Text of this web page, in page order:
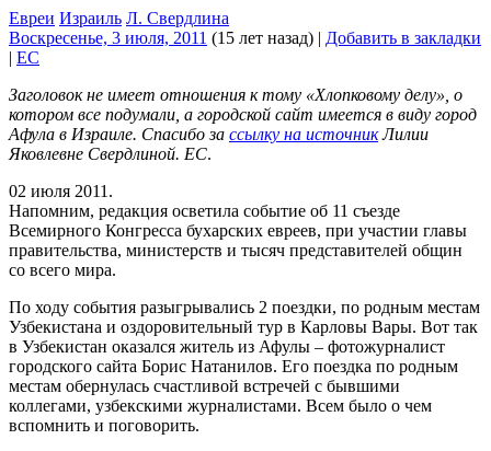
Евреи Израиль Л. Свердлина
Воскресенье, 3 июля, 2011 (15 лет назад) | Добавить в закладки
| EC
Заголовок не имеет отношения к тому «Хлопковому делу», о
котором все подумали, а городской сайт имеется в виду город
Афула в Израиле. Спасибо за ссылку на источникЛилии
Яковлевне Свердлиной. ЕС.
02 июля 2011.
Напомним, редакция осветила событие об 11 съезде
Всемирного Конгресса бухарских евреев, при участии главы
правительства, министерств и тысяч представителей общин
со всего мира.
По ходу события разыгрывались 2 поездки, по родным местам
Узбекистана и оздоровительный тур в Карловы Вары. Вот так
в Узбекистан оказался житель из Афулы – фотожурналист
городского сайта Борис Натанилов. Его поездка по родным
местам обернулась счастливой встречей с бывшими
коллегами, узбекскими журналистами. Всем было о чем
вспомнить и поговорить.